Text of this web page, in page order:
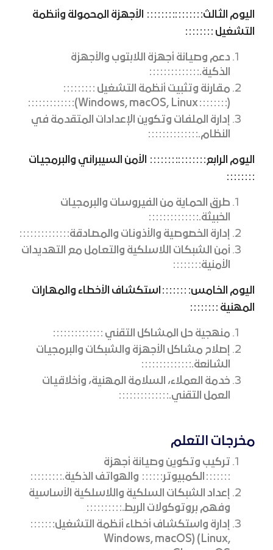
اليوم الثالث :
الأجهزة المحمولة وأنظمة
التشغيل
دعم وصيانة أجهزة اللابتوب والأجهزة
الذكية.
مقارنة وتثبيت أنظمة التشغيل
(
Windows, macOS, Linux)
إدارة الملفات وتكوين الإعدادات المتقدمة في
النظام.
اليوم الرابع
: الأمن السيبراني والبرمجيات
طرق الحماية من الفيروسات والبرمجيات
الخبيثة.
إدارة الخصوصية والأذونات والمصادقة
أمن الشبكات اللاسلكية والتعامل مع التهديدات
الأمنية
اليوم الخامس:
استكشاف الأخطاء والمهارات
المهنية
منهجية حل المشاكل التقني
إصلاح مشاكل الأجهزة والشبكات والبرمجيات
الشائعة.
خدمة العملاء، السلامة المهنية، وأخلاقيات
العمل التقني.
مخرجات التعلم
تركيب وتكوين وصيانة أجهزة
الكمبيوتر
والهواتف الذكية.
إعداد الشبكات السلكية واللاسلكية الأساسية
وفهم بروتوكولات الربط.
إدارة واستكشاف أخطاء أنظمة التشغيل
Windows, macOS) (Linux,